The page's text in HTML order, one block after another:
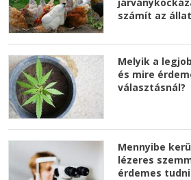
számít az
Melyik a
és mire
választásnál?
Mennyibe
lézeres
érdemes